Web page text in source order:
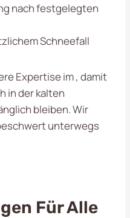
nach festgelegten
Schneefall
Expertise im , damit
in der kalten
bleiben. Wir
unterwegs
Für Alle